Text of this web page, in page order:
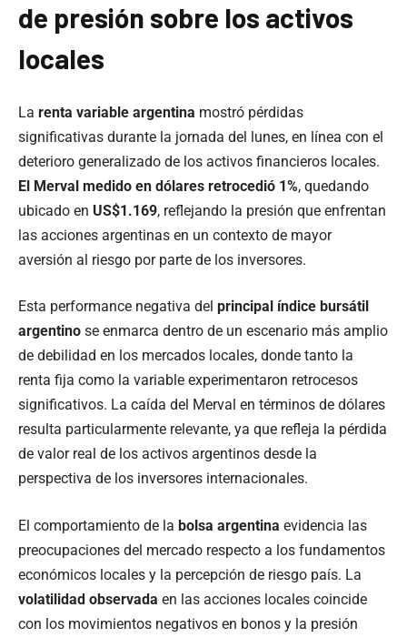
de presión sobre los activos
locales
La renta variable argentina mostró pérdidas
significativas durante la jornada del lunes, en línea con el
deterioro generalizado de los activos financieros locales.
El Merval medido en dólares retrocedió 1%, quedando
ubicado en US$1.169, reflejando la presión que enfrentan
las acciones argentinas en un contexto de mayor
aversión al riesgo por parte de los inversores.
Esta performance negativa del principal índice bursátil
argentino se enmarca dentro de un escenario más amplio
de debilidad en los mercados locales, donde tanto la
renta fija como la variable experimentaron retrocesos
significativos. La caída del Merval en términos de dólares
resulta particularmente relevante, ya que refleja la pérdida
de valor real de los activos argentinos desde la
perspectiva de los inversores internacionales.
El comportamiento de la bolsa argentina evidencia las
preocupaciones del mercado respecto a los fundamentos
económicos locales y la percepción de riesgo país. La
volatilidad observada en las acciones locales coincide
con los movimientos negativos en bonos y la presión